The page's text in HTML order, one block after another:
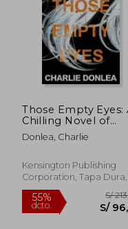
55%
dcto. S/
Those Empty Eyes:
Chilling Novel of
Suspense With a
Shocking Twist (en
Donlea, Charlie
Kensington Publishing
Corporation, Tapa Dura,
Nuevo